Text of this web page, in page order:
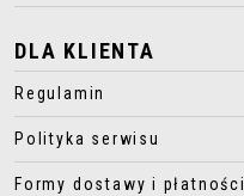
DLA KLIENTA
Regulamin
Polityka serwisu
Formy dostawy i płatności